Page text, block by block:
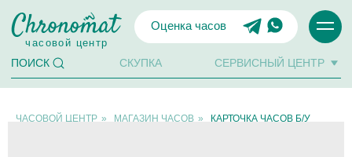
Оценка часов
ПОИСК
часовой центр
СЕРВИСНЫЙ ЦЕНТР
СКУПКА
ЧАСОВОЙ ЦЕНТР » МАГАЗИН ЧАСОВ » КАРТОЧКА ЧАСОВ Б/У